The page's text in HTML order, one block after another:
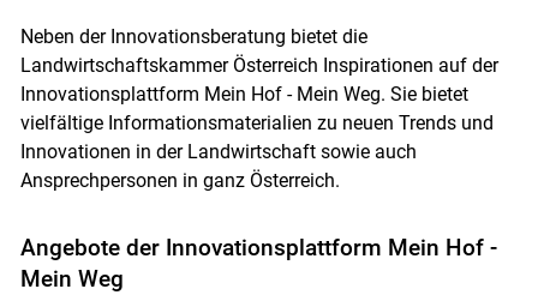
Neben der Innovationsberatung bietet die
Landwirtschaftskammer Österreich Inspirationen auf der
Innovationsplattform Mein Hof - Mein Weg. Sie bietet
vielfältige Informationsmaterialien zu neuen Trends und
Innovationen in der Landwirtschaft sowie auch
Ansprechpersonen in ganz Österreich.
Angebote der Innovationsplattform Mein Hof -
Mein Weg